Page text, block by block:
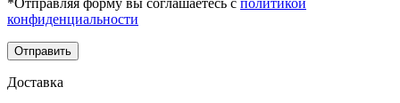
*Отправляя форму вы соглашаетесь с политикой
конфиденциальности
Отправить
Доставка